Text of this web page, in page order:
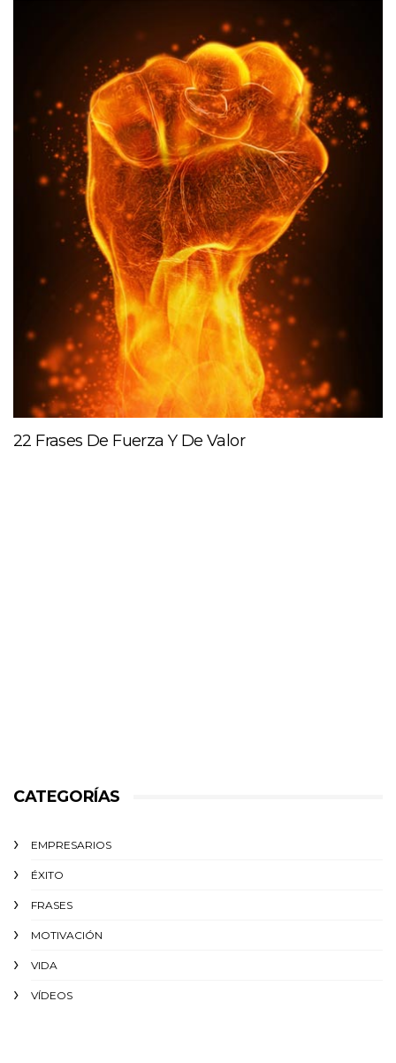
22 Frases De Fuerza Y De Valor
CATEGORÍAS
EMPRESARIOS
ÉXITO‬
FRASES
MOTIVACIÓN
VIDA
VÍDEOS